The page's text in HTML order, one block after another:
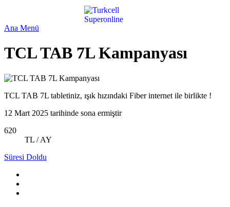
Ana Menü
TCL TAB 7L Kampanyası
TCL TAB 7L tabletiniz, ışık hızındaki Fiber internet ile birlikte !
12 Mart 2025 tarihinde sona ermiştir
620
TL / AY
Süresi Doldu